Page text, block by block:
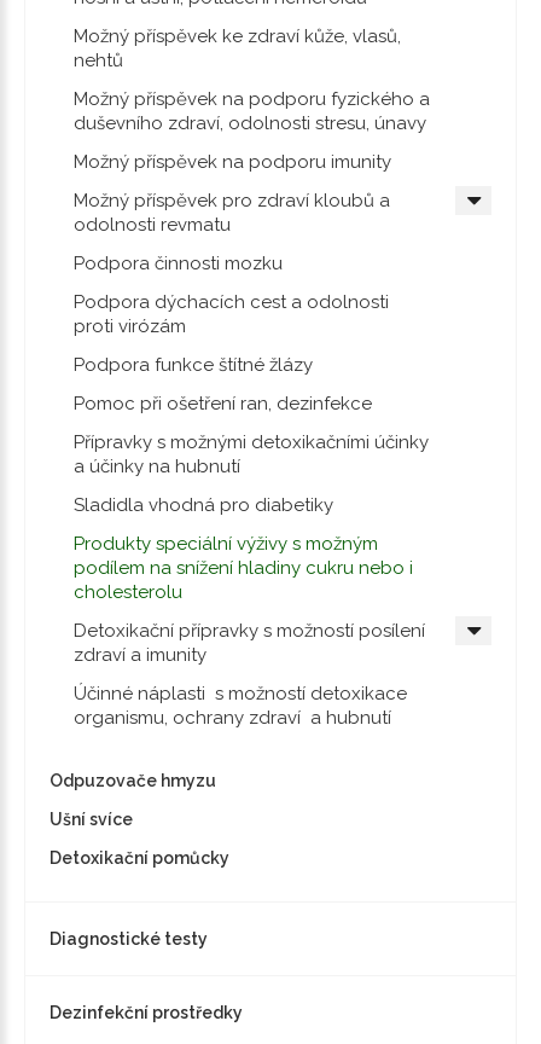
Možný příspěvek ke zdraví kůže, vlasů,
nehtů
Možný příspěvek na podporu fyzického a
duševního zdraví, odolnosti stresu, únavy
Možný příspěvek na podporu imunity
Možný příspěvek pro zdraví kloubů a
odolnosti revmatu
Podpora činnosti mozku
Podpora dýchacích cest a odolnosti
proti virózám
Podpora funkce štítné žlázy
Pomoc při ošetření ran, dezinfekce
Přípravky s možnými detoxikačními účinky
a účinky na hubnutí
Sladidla vhodná pro diabetiky
Produkty speciální výživy s možným
podílem na snížení hladiny cukru nebo i
cholesterolu
Detoxikační přípravky s možností posílení
zdraví a imunity
Účinné náplasti s možností detoxikace
organismu, ochrany zdraví a hubnutí
Odpuzovače hmyzu
Ušní svíce
Detoxikační pomůcky
Diagnostické testy
Dezinfekční prostředky